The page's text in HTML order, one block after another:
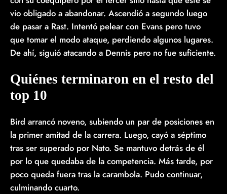
vio obligado a abandonar. Ascendió a segundo luego
de pasar a Rast. Intentó pelear con Evans pero tuvo
que tomar el modo ataque, perdiendo algunos lugares.
De ahí, siguió atacando a Dennis pero no fue suficiente.
Quiénes terminaron en el resto del
top 10
Bird arrancó noveno, subiendo un par de posiciones en
la primer amitad de la carrera. Luego, cayó a séptimo
tras ser superado por Nato. Se mantuvo detrás de él
por lo que quedaba de la competencia. Más tarde, por
poco queda fuera tras la carambola. Pudo continuar,
culminando cuarto.